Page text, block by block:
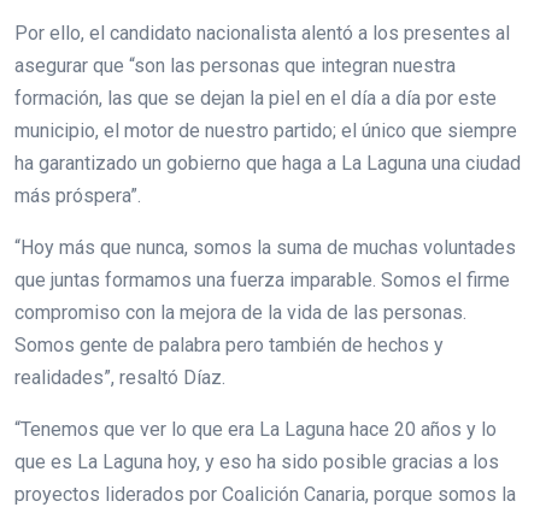
Por ello, el candidato nacionalista alentó a los presentes al
asegurar que “son las personas que integran nuestra
formación, las que se dejan la piel en el día a día por este
municipio, el motor de nuestro partido; el único que siempre
ha garantizado un gobierno que haga a La Laguna una ciudad
más próspera”.
“Hoy más que nunca, somos la suma de muchas voluntades
que juntas formamos una fuerza imparable. Somos el firme
compromiso con la mejora de la vida de las personas.
Somos gente de palabra pero también de hechos y
realidades”, resaltó Díaz.
“Tenemos que ver lo que era La Laguna hace 20 años y lo
que es La Laguna hoy, y eso ha sido posible gracias a los
proyectos liderados por Coalición Canaria, porque somos la